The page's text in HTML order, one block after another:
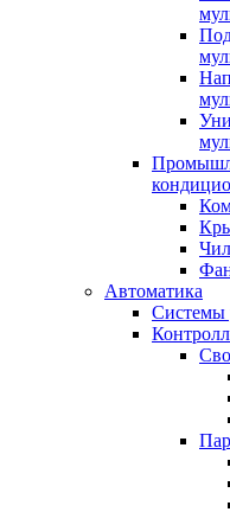
Автоматика
Системы